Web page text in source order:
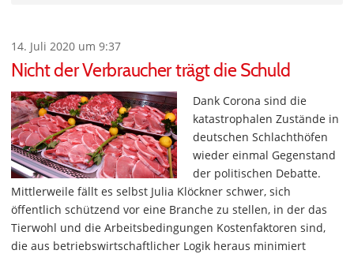
14. Juli 2020 um 9:37
Nicht der Verbraucher trägt die Schuld
Dank Corona sind die
katastrophalen Zustände in
deutschen Schlachthöfen
wieder einmal Gegenstand
der politischen Debatte.
Mittlerweile fällt es selbst Julia Klöckner schwer, sich
öffentlich schützend vor eine Branche zu stellen, in der das
Tierwohl und die Arbeitsbedingungen Kostenfaktoren sind,
die aus betriebswirtschaftlicher Logik heraus minimiert